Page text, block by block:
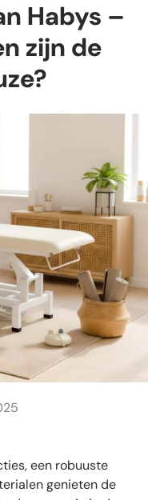
Habys –
zijn de
een robuuste
genieten de